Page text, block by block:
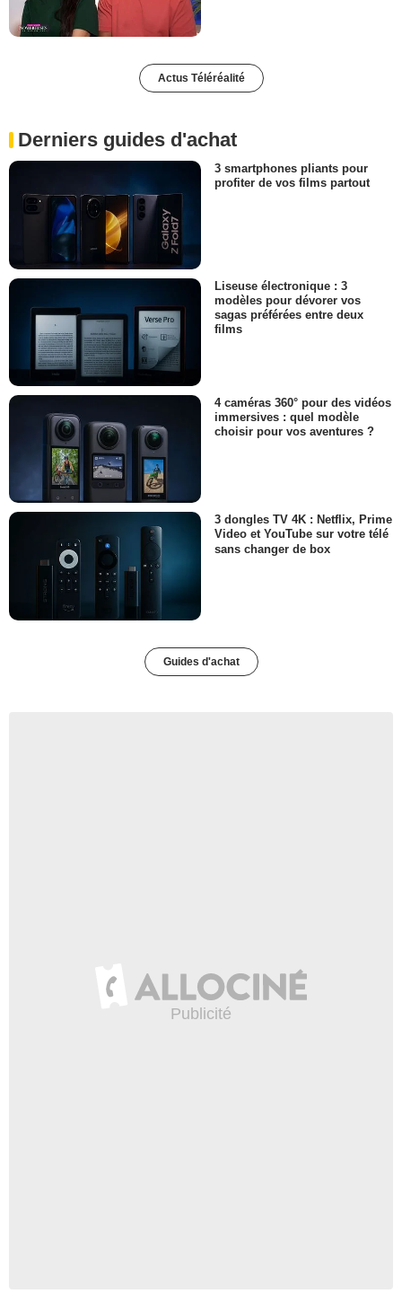
Actus Téléréalité
Derniers guides d'achat
3 smartphones pliants pour
profiter de vos films partout
Liseuse électronique : 3
modèles pour dévorer vos
sagas préférées entre deux
films
4 caméras 360° pour des vidéos
immersives : quel modèle
choisir pour vos aventures ?
3 dongles TV 4K : Netflix, Prime
Video et YouTube sur votre télé
sans changer de box
Guides d'achat